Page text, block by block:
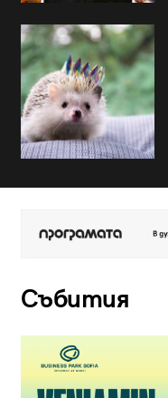
Събития